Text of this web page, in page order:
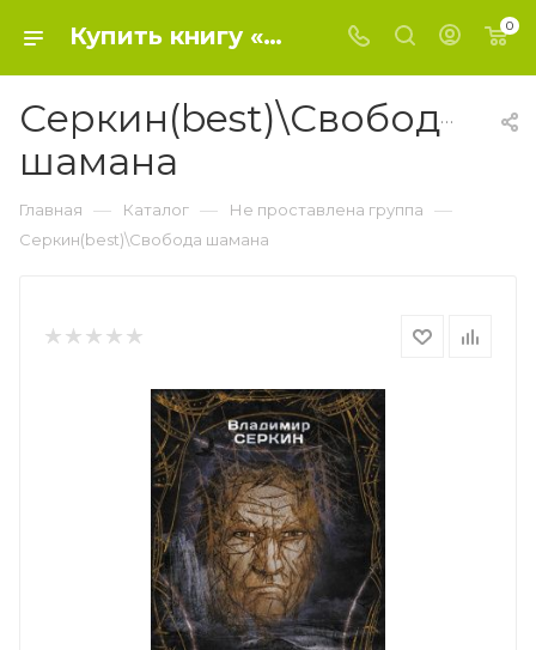
Купить книгу «Серкин(best)\Свобода шамана» 2021, Серкин В. - Не проставлена группа 0
Серкин(best)\Свобода
шамана
Главная — Каталог — Не проставлена группа —
Серкин(best)\Свобода шамана